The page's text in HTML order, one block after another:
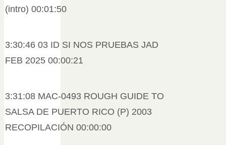
(intro) 00:01:50
3:30:46 03 ID SI NOS PRUEBAS JAD
FEB 2025 00:00:21
3:31:08 MAC-0493 ROUGH GUIDE TO
SALSA DE PUERTO RICO (P) 2003
RECOPILACIÓN 00:00:00